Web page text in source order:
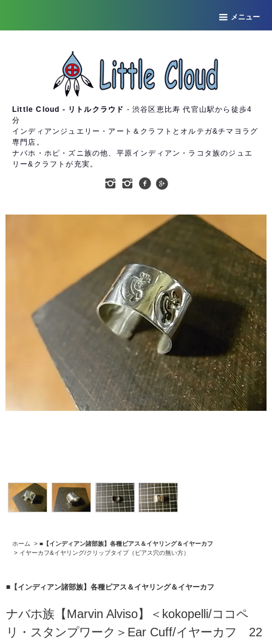
メニュー
Little Cloud - リトルクラウド - 渋谷区恵比寿 代官山駅から徒歩4
分
インディアンジュエリー・アート＆クラフトとオルテガ&チマヨラグ
専門店。
ナバホ・ホピ・ズニ族の他、平原インディアン・ラコタ族のジュエ
リー&クラフトが充実。
ホーム > ■【インディアン諸部族】各種ピアス＆イヤリング＆イヤーカフ
> イヤーカフ&イヤリング/クリップタイプ（ピアス穴の無い方）
■【インディアン諸部族】各種ピアス＆イヤリング＆イヤーカフ
ナバホ族【Marvin Alviso】＜kokopelli/ココペ
リ・スタンプワーク＞Ear Cuff/イヤーカフ 22